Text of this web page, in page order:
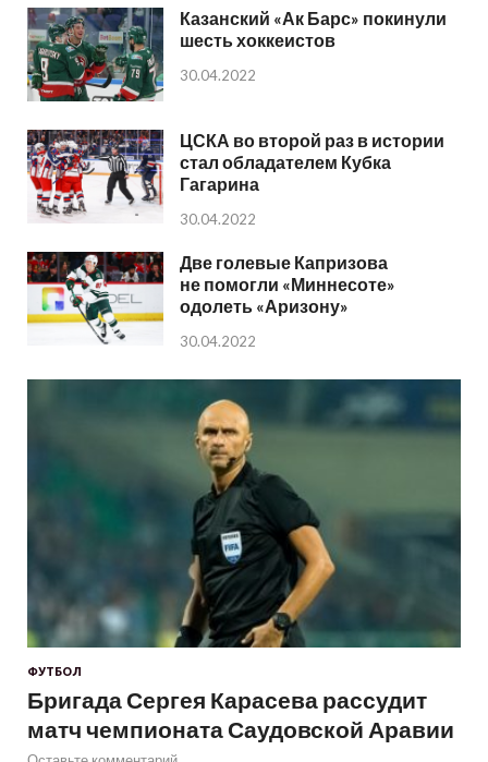
Казанский «Ак Барс» покинули
шесть хоккеистов
30.04.2022
ЦСКА во второй раз в истории
стал обладателем Кубка
Гагарина
30.04.2022
Две голевые Капризова
не помогли «Миннесоте»
одолеть «Аризону»
30.04.2022
ФУТБОЛ
Бригада Сергея Карасева рассудит
матч чемпионата Саудовской Аравии